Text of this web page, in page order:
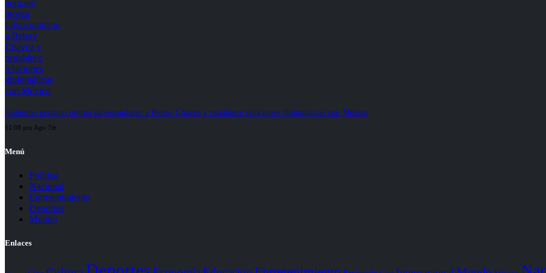
Gobierno peruano otorga salvoconducto a Betssy Chávez y restablece relaciones diplomáticas con México
11:08 pm Ago 7th
Menú
Política
Nacional
Entretenimiento
Deportes
Mundo
Enlaces